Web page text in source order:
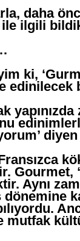
daha
ile ilgili
ki,
edinilecek
Gourmet,
Aynı
mutfak